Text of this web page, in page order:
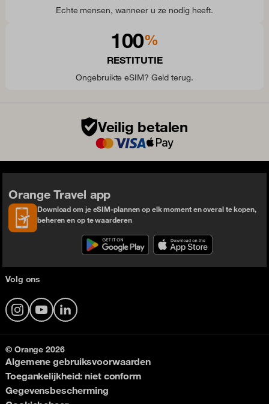
Echte mensen, wanneer u ze nodig heeft.
100%
RESTITUTIE
Ongebruikte eSIM? Geld terug.
Veilig betalen
Orange Travel app
Download om je eSIM-plannen op elk moment en overal te kopen,
beheren en op te waarderen
Volg ons
InstagramYouTubeLinkedIn
© Orange 2026
Algemene gebruiksvoorwaarden
Toegankelijkheid: niet conform
Gegevensbescherming